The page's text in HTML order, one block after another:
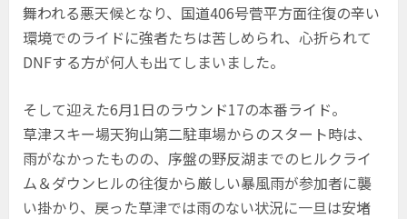
舞われる悪天候となり、国道406号菅平方面往復の辛い
環境でのライドに強者たちは苦しめられ、心折られて
DNFする方が何人も出てしまいました。
そして迎えた6月1日のラウンド17の本番ライド。
草津スキー場天狗山第二駐車場からのスタート時は、
雨がなかったものの、序盤の野反湖までのヒルクライ
ム＆ダウンヒルの往復から厳しい暴風雨が参加者に襲
い掛かり、戻った草津では雨のない状況に一旦は安堵